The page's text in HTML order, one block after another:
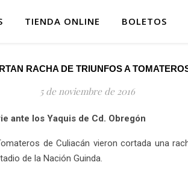
TIENDA ONLINE BOLETOS
RACHA DE TRIUNFOS A
5 de noviembre de 2016
ante los Yaquis de Cd. Obregón
de Culiacán vieron cortada una
de la Nación Guinda.